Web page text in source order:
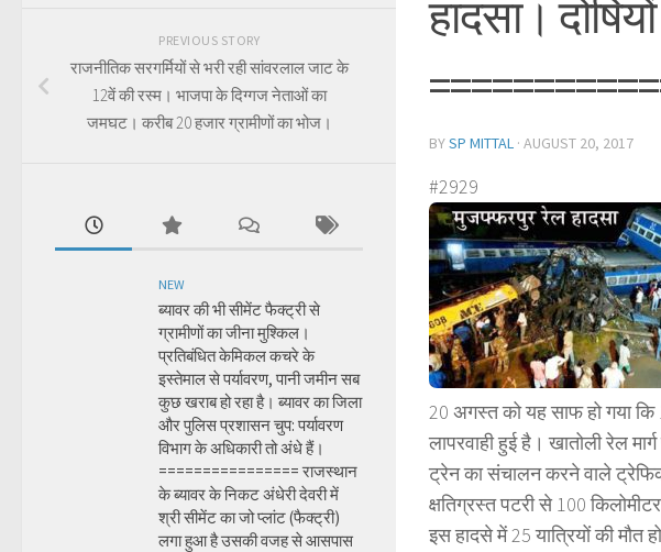
हादसा।
BYSP MITTAL · AUGUST 20, 2017
#2929
20 अगस्त को यह साफ हो गया
लापरवाही हुई है। खातोली रेल
ट्रेन का संचालन करने वाले
क्षतिग्रस्त पटरी से 100
इस हादसे में 25 यात्रियों की मौत
PREVIOUS STORY
राजनीतिक सरगर्मियों से भरी रही सांवरलाल जाट के
12वें की रस्म। भाजपा के दिग्गज नेताओं का
जमघट। करीब 20 हजार ग्रामीणों का भोज।
NEW
ब्यावर की भी सीमेंट फैक्ट्री से
ग्रामीणों का जीना मुश्किल।
प्रतिबंधित केमिकल कचरे के
इस्तेमाल से पर्यावरण, पानी जमीन सब
कुछ खराब हो रहा है। ब्यावर का जिला
और पुलिस प्रशासन चुप: पर्यावरण
विभाग के अधिकारी तो अंधे हैं।
================ राजस्थान
के ब्यावर के निकट अंधेरी देवरी में
श्री सीमेंट का जो प्लांट (फैक्ट्री)
लगा हुआ है उसकी वजह से आसपास